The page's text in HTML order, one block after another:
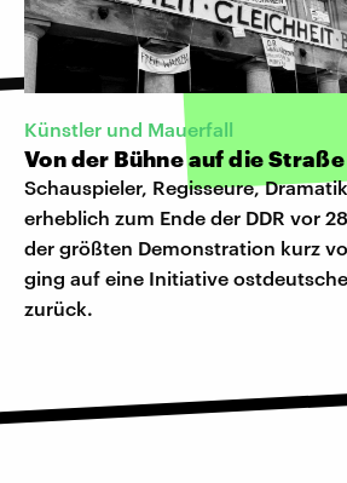
Künstler und Mauerfall
Von der Bühne auf die Straße
Schauspieler, Regisseure,
erheblich zum Ende der DDR vor
der größten Demonstration kurz
ging auf eine Initiative
zurück.